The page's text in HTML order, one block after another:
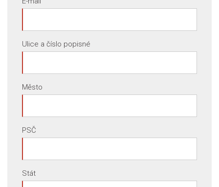
Ulice a číslo popisné
Město
PSČ
Stát